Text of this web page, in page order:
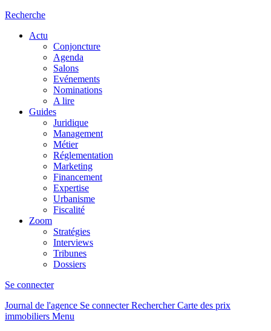
Recherche
Actu
Conjoncture
Agenda
Salons
Evénements
Nominations
A lire
Guides
Juridique
Management
Métier
Réglementation
Marketing
Financement
Expertise
Urbanisme
Fiscalité
Zoom
Stratégies
Interviews
Tribunes
Dossiers
Se connecter
Journal de l'agence Se connecterRechercher Carte des prix
immobiliers Menu